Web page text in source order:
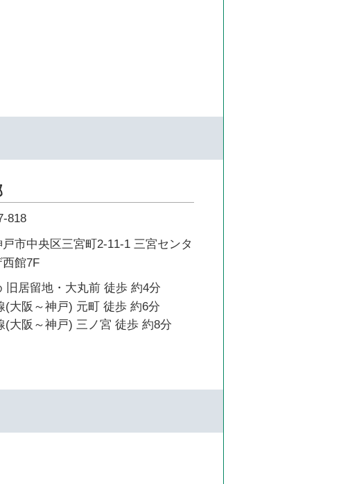
818
市中央区三宮町2-11-1 三宮センタ
館7F
旧居留地・大丸前 徒歩 約4分
(大阪～神戸) 元町 徒歩 約6分
(大阪～神戸) 三ノ宮 徒歩 約8分